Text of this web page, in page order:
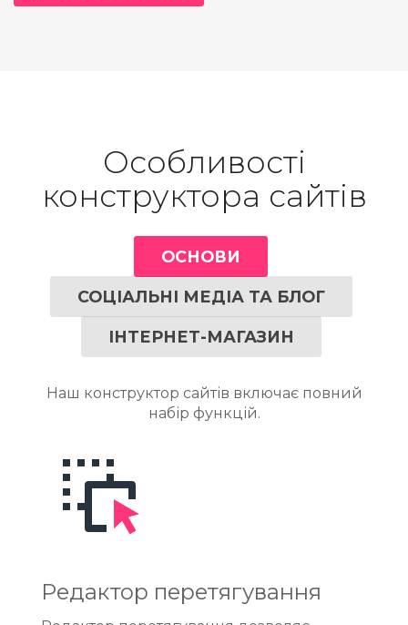
кошик
Особливості
конструктора сайтів
ОСНОВИ
СОЦІАЛЬНІ МЕДІА ТА БЛОГ
ІНТЕРНЕТ-МАГАЗИН
Наш конструктор сайтів включає повний
набір функцій.
Редактор перетягування